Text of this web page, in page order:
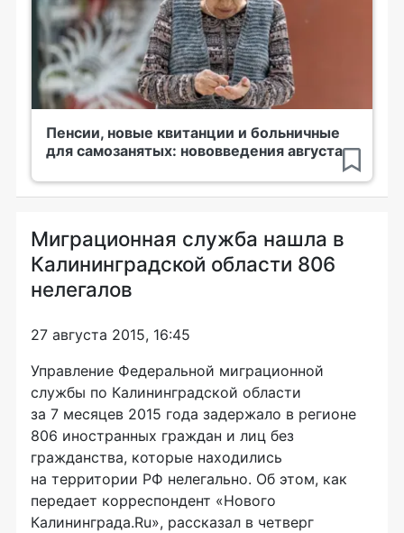
Пенсии, новые квитанции и больничные
для самозанятых: нововведения августа
Миграционная служба нашла в
Калининградской области 806
нелегалов
27 августа 2015, 16:45
Управление Федеральной миграционной
службы по Калининградской области
за 7 месяцев 2015 года задержало в регионе
806 иностранных граждан и лиц без
гражданства, которые находились
на территории РФ нелегально. Об этом, как
передает корреспондент «Нового
Калининграда.Ru», рассказал в четверг